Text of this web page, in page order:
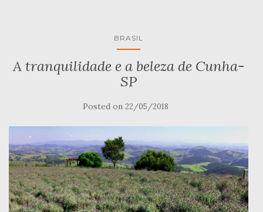
BRASIL
A tranquilidade e a beleza de Cunha-
SP
Posted on 22/05/2018